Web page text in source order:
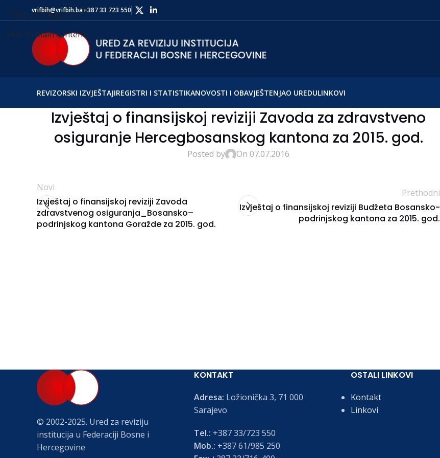
Skip to navigation
Skip to main content
vrifbih@vrifbih.ba+387 33 723 550
REVIZORSKI IZVJEŠTAJIREGISTRI I STATISTIKANOVOSTI I OBAVJEŠTENJAO UREDULINKOVI
Izvještaj o finansijskoj reviziji Zavoda za zdravstveno
osiguranje Hercegbosanskog kantona za 2015. god.
Posted by On 07.07.2016
Novi
Izvještaj o finansijskoj reviziji Zavoda
zdravstvenog osiguranja_Bosansko–
podrinjskog kantona Goražde za 2015. god.
Prethodni
Izvještaj o finansijskoj reviziji Budžeta Bosansko-
podrinjskog kantona za 2015. god.
© 2002-2025. Ured za reviziju
institucija u Federaciji Bosne i
Hercegovine
KONTAKT
Adresa: Ložionička 3, 71 000
Sarajevo
Tel.: +387 33/723 550
Mob.: +387 61/985 250
OSTALI LINKOVI
Kontakt
Linkovi